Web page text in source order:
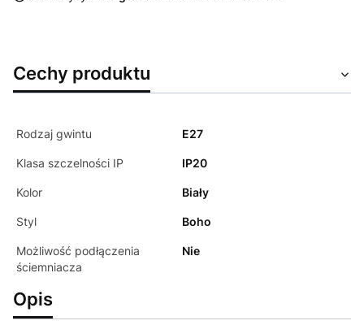
Cechy produktu
Rodzaj gwintu E27
Klasa szczelności IP IP20
Kolor Biały
Styl Boho
Możliwość podłączenia
ściemniacza
Nie
Opis